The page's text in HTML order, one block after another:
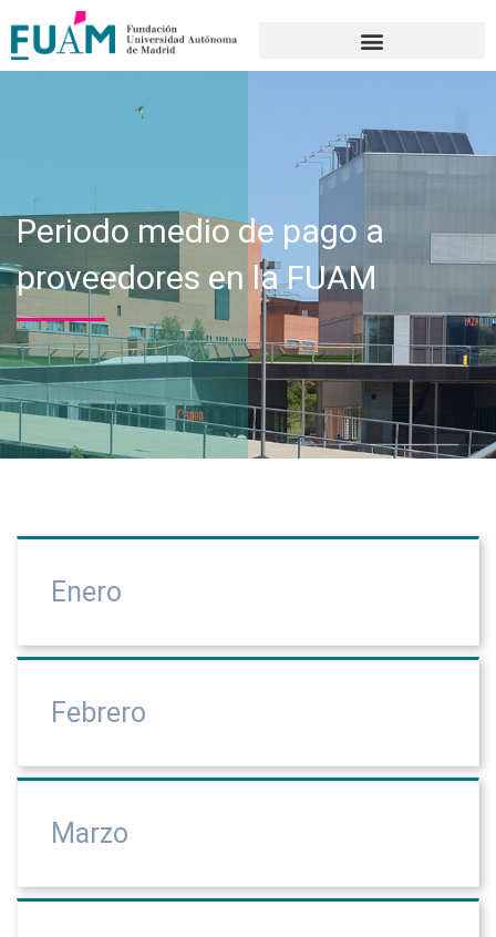
Periodo medio de pago a
proveedores en la FUAM
Enero
Febrero
Marzo